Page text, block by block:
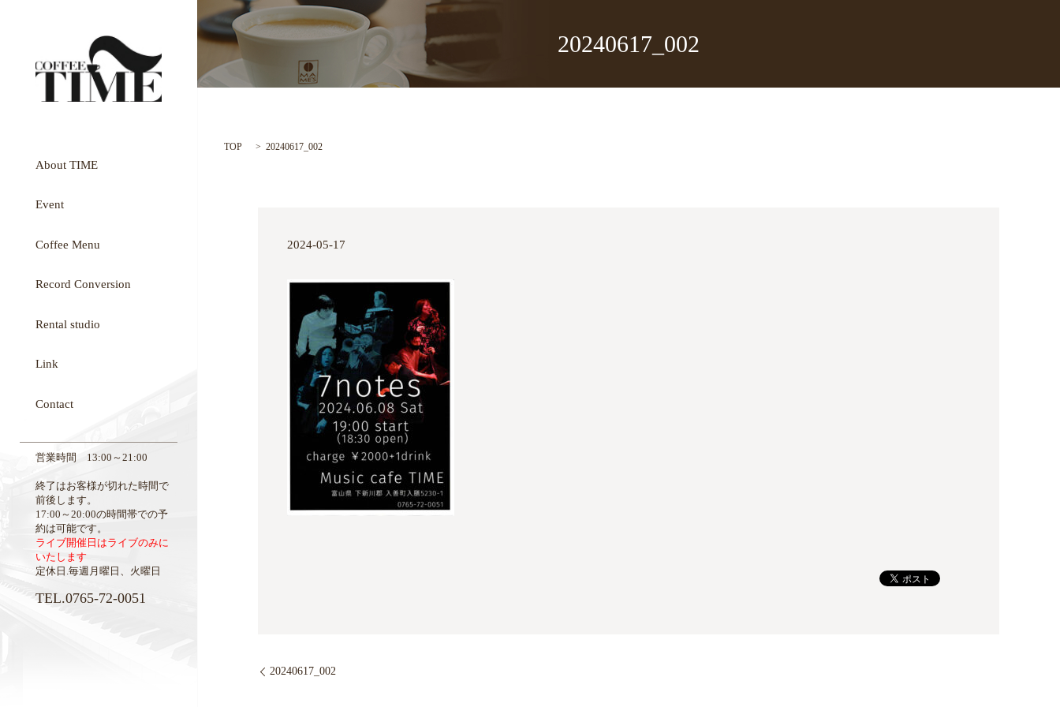
営業時間 13:00～21:00
終了はお客様が切れた時間で
前後します。
17:00～20:00の時間帯での予
約は可能です。
ライブ開催日はライブのみに
いたします
定休日.毎週月曜日、火曜日
TEL.0765-72-0051
About TIME
Event
Coffee Menu
Record Conversion
Rental studio
Link
Contact
20240617_002
TOP 20240617_002
2024-05-17
20240617_002